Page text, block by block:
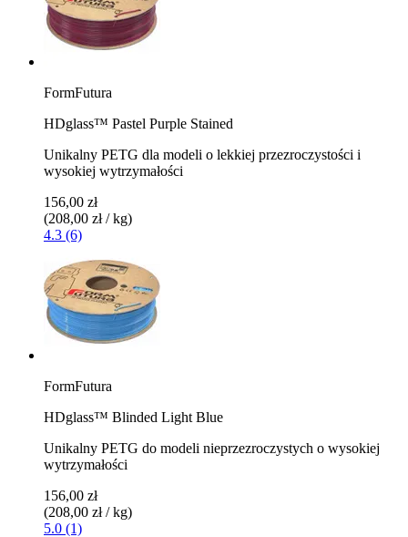
FormFutura
HDglass™ Pastel Purple Stained
Unikalny PETG dla modeli o lekkiej przezroczystości i
wysokiej wytrzymałości
156,00 zł
(208,00 zł / kg)
4.3 (6)
FormFutura
HDglass™ Blinded Light Blue
Unikalny PETG do modeli nieprzezroczystych o wysokiej
wytrzymałości
156,00 zł
(208,00 zł / kg)
5.0 (1)